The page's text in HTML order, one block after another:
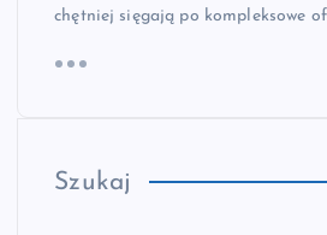
chętniej sięgają po kompleksowe
Szukaj